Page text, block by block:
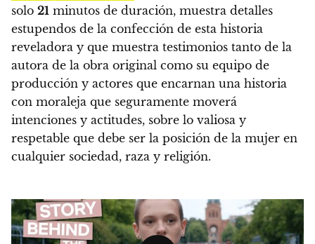
solo 21 minutos de duración, muestra detalles
estupendos de la confección de esta historia
reveladora y que muestra testimonios tanto de la
autora de la obra original como su equipo de
producción y actores que encarnan una historia
con moraleja que seguramente moverá
intenciones y actitudes, sobre lo valiosa y
respetable que debe ser la posición de la mujer en
cualquier sociedad, raza y religión.